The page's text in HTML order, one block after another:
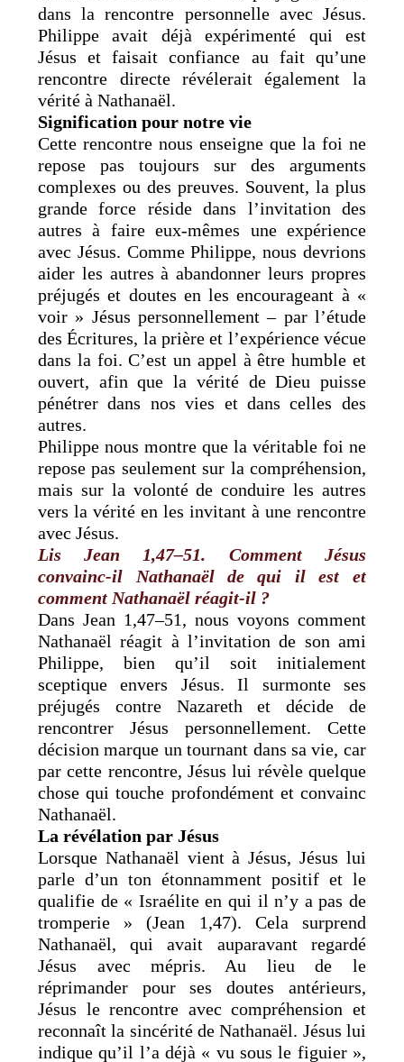
dans la rencontre personnelle avec Jésus.
Philippe avait déjà expérimenté qui est
Jésus et faisait confiance au fait qu’une
rencontre directe révélerait également la
vérité à Nathanaël.
Signification pour notre vie
Cette rencontre nous enseigne que la foi ne
repose pas toujours sur des arguments
complexes ou des preuves. Souvent, la plus
grande force réside dans l’invitation des
autres à faire eux-mêmes une expérience
avec Jésus. Comme Philippe, nous devrions
aider les autres à abandonner leurs propres
préjugés et doutes en les encourageant à «
voir » Jésus personnellement – par l’étude
des Écritures, la prière et l’expérience vécue
dans la foi. C’est un appel à être humble et
ouvert, afin que la vérité de Dieu puisse
pénétrer dans nos vies et dans celles des
autres.
Philippe nous montre que la véritable foi ne
repose pas seulement sur la compréhension,
mais sur la volonté de conduire les autres
vers la vérité en les invitant à une rencontre
avec Jésus.
Lis Jean 1,47–51. Comment Jésus
convainc-il Nathanaël de qui il est et
comment Nathanaël réagit-il ?
Dans Jean 1,47–51, nous voyons comment
Nathanaël réagit à l’invitation de son ami
Philippe, bien qu’il soit initialement
sceptique envers Jésus. Il surmonte ses
préjugés contre Nazareth et décide de
rencontrer Jésus personnellement. Cette
décision marque un tournant dans sa vie, car
par cette rencontre, Jésus lui révèle quelque
chose qui touche profondément et convainc
Nathanaël.
La révélation par Jésus
Lorsque Nathanaël vient à Jésus, Jésus lui
parle d’un ton étonnamment positif et le
qualifie de « Israélite en qui il n’y a pas de
tromperie » (Jean 1,47). Cela surprend
Nathanaël, qui avait auparavant regardé
Jésus avec mépris. Au lieu de le
réprimander pour ses doutes antérieurs,
Jésus le rencontre avec compréhension et
reconnaît la sincérité de Nathanaël. Jésus lui
indique qu’il l’a déjà « vu sous le figuier »,